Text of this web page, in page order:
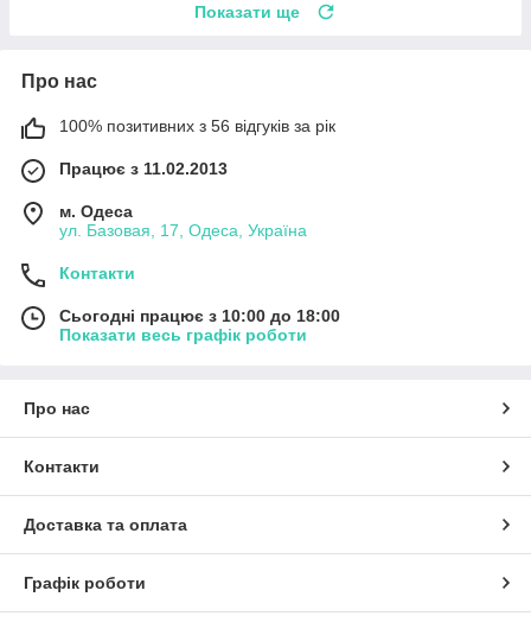
Показати ще
Про нас
100% позитивних з 56 відгуків за рік
Працює з 11.02.2013
м. Одеса
ул. Базовая, 17, Одеса, Україна
Контакти
Сьогодні працює з 10:00 до 18:00
Показати весь графік роботи
Про нас
Контакти
Доставка та оплата
Графік роботи